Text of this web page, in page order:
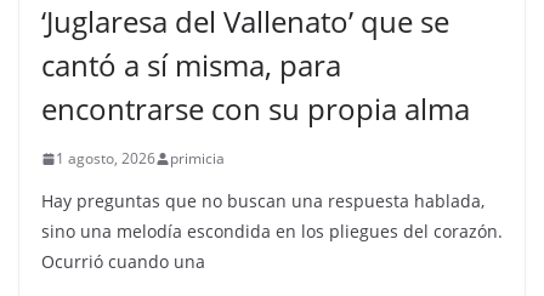
‘Juglaresa del Vallenato’ que se
cantó a sí misma, para
encontrarse con su propia alma
1 agosto, 2026 primicia
Hay preguntas que no buscan una respuesta hablada,
sino una melodía escondida en los pliegues del corazón.
Ocurrió cuando una